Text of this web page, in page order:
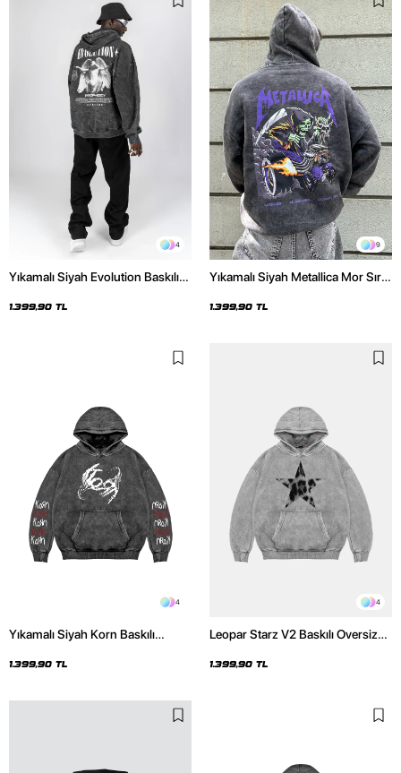
4
Yıkamalı Siyah Evolution Baskılı
Hoodie
1.399,90 TL
9
Yıkamalı Siyah Metallica Mor Sırt
Hoodie
1.399,90 TL
4
Yıkamalı Siyah Korn Baskılı
1.399,90 TL
4
Leopar Starz V2 Baskılı Oversize
Hoodie
1.399,90 TL